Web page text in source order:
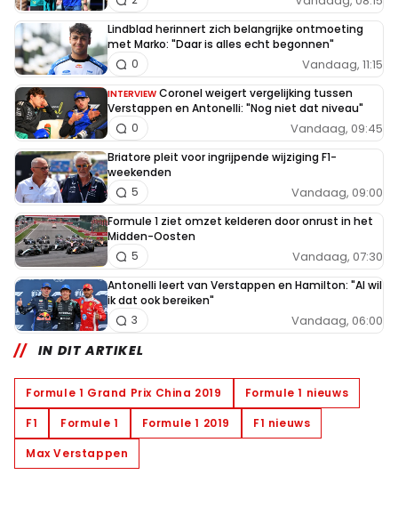
Lindblad herinnert zich belangrijke ontmoeting
met Marko: "Daar is alles echt begonnen"
Vandaag, 11:15
0
INTERVIEW Coronel weigert vergelijking tussen
Verstappen en Antonelli: "Nog niet dat niveau"
Vandaag, 09:45
0
Briatore pleit voor ingrijpende wijziging F1-
weekenden
Vandaag, 09:00
5
Formule 1 ziet omzet kelderen door onrust in het
Midden-Oosten
Vandaag, 07:30
5
Antonelli leert van Verstappen en Hamilton: "Al wil
ik dat ook bereiken"
Vandaag, 06:00
3
IN DIT ARTIKEL
Formule 1 Grand Prix China 2019
Formule 1 nieuws
F1
Formule 1 Formule 1 2019
F1 nieuws
Max Verstappen